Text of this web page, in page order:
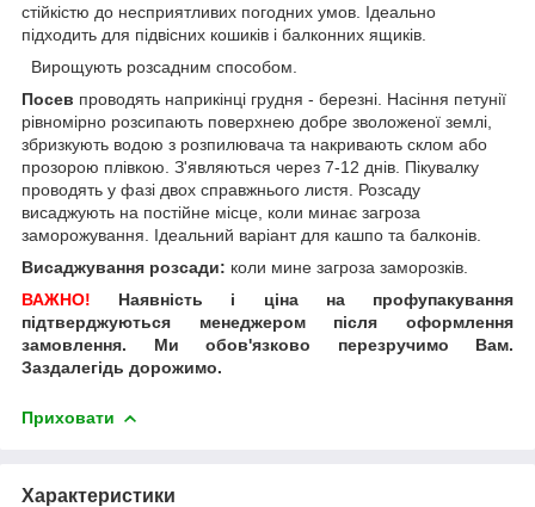
стійкістю до несприятливих погодних умов. Ідеально
підходить для підвісних кошиків і балконних ящиків.
Вирощують розсадним способом.
Посев проводять наприкінці грудня - березні. Насіння петунії
рівномірно розсипають поверхнею добре зволоженої землі,
збризкують водою з розпилювача та накривають склом або
прозорою плівкою. З'являються через 7-12 днів. Пікувалку
проводять у фазі двох справжнього листя. Розсаду
висаджують на постійне місце, коли минає загроза
заморожування. Ідеальний варіант для кашпо та балконів.
Висаджування розсади: коли мине загроза заморозків.
ВАЖНО! Наявність і ціна на профупакування
підтверджуються менеджером після оформлення
замовлення. Ми обов'язково перезручимо Вам.
Заздалегідь дорожимо.
Приховати
Характеристики